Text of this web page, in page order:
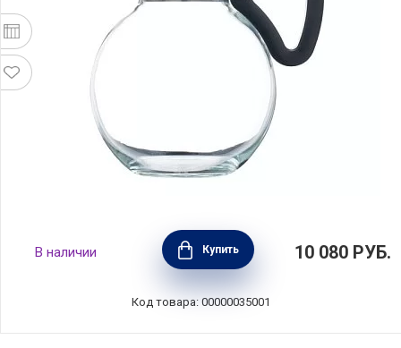
Кофеварка-пуровер для меденного
приготовления кофе 1,1 л, стекло, Kitchen
Craft, Великобритания, LCSLOWBREW
В наличии Купить 10 080 РУБ.
Код товара: 00000035001